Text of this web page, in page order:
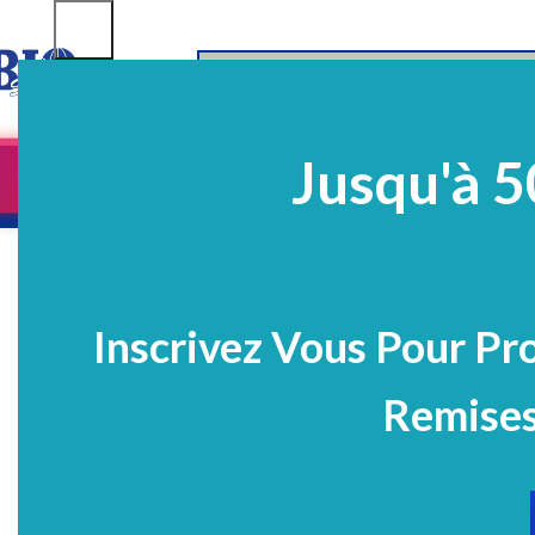
Jusqu'à
Inscrivez Vous Pour
EquipementsEQ Médico-Dentaires